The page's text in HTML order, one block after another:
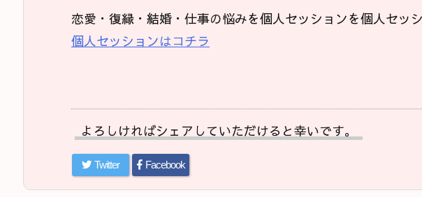
恋愛・復縁・結婚・仕事の悩みを個人セッションを個人セッ
個人セッションはコチラ
よろしければシェアしていただけると幸いです。
Twitter Facebook